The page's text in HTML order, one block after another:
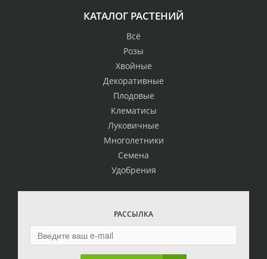
КАТАЛОГ РАСТЕНИЙ
Всё
Розы
Хвойные
Декоративные
Плодовые
Клематисы
Луковичные
Многолетники
Семена
Удобрения
РАССЫЛКА